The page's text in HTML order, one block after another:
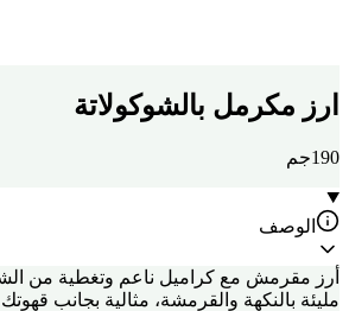
ارز مكرمل بالشوكولاتة
190جم
الوصف
أرز مقرمش مع كراميل ناعم وتغطية من
مليئة بالنكهة والقرمشة، مثالية بجانب